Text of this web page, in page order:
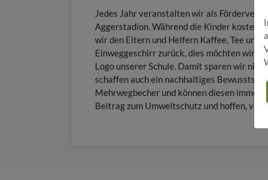
Jedes Jahr veranstalten wir als
Aggerstadion. Während die Kinder
wir den Eltern und Helfern Kaffee, Tee und
Einweggeschirr zurück, dies möchten wir
Logo unserer Schule. Damit sparen wir
schaffen auch ein nachhaltiges
Mehrwegbecher und können diesen immer
Beitrag zum Umweltschutz und hoffen,